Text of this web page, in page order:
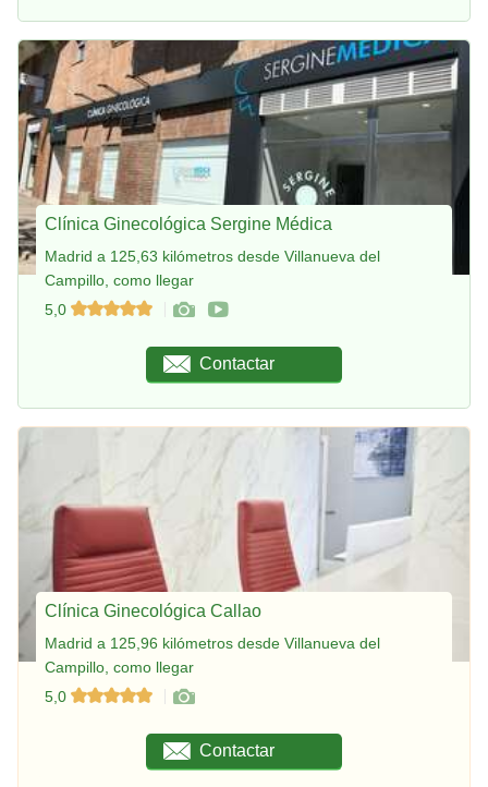
Clínica Ginecológica Sergine Médica
Madrid a 125,63 kilómetros desde Villanueva del
Campillo, como llegar
5,0
Contactar
Clínica Ginecológica Callao
Madrid a 125,96 kilómetros desde Villanueva del
Campillo, como llegar
5,0
Contactar